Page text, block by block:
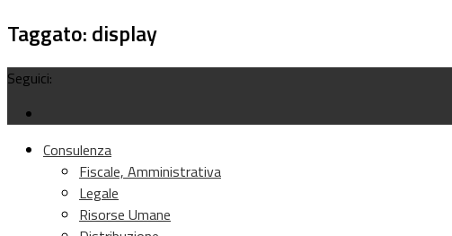
Taggato:display
Seguici:
Consulenza
Fiscale, Amministrativa
Legale
Risorse Umane